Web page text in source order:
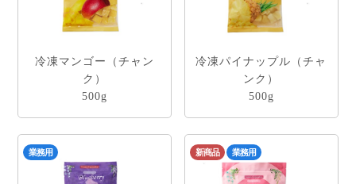
冷凍マンゴー（チャン
ク）
500g
冷凍パイナップル（チャ
ンク）
500g
業務用 新商品 業務用